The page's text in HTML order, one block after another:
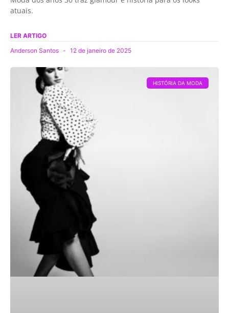
atuais.
LER ARTIGO
Anderson Santos
12 de janeiro de 2025
HISTÓRIA DA MODA